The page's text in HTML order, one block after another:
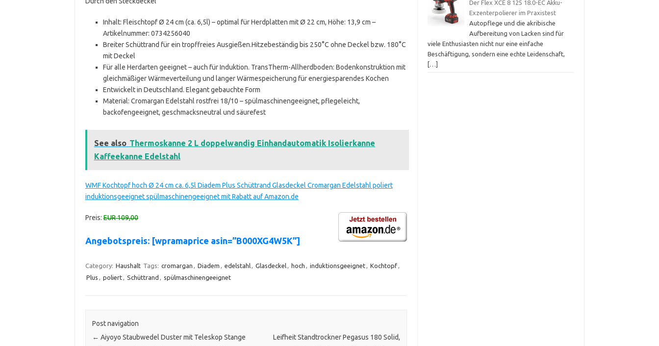
Inhalt: Fleischtopf Ø 24 cm (ca. 6,5l) – optimal für Herdplatten mit Ø 22 cm, Höhe: 13,9 cm –
Artikelnummer: 0734256040
Breiter Schüttrand für ein tropffreies Ausgießen.Hitzebeständig bis 250°C ohne Deckel bzw. 180°C
mit Deckel
Für alle Herdarten geeignet – auch für Induktion. TransTherm-Allherdboden: Bodenkonstruktion mit
gleichmäßiger Wärmeverteilung und langer Wärmespeicherung für energiesparendes Kochen
Entwickelt in Deutschland. Elegant gebauchte Form
Material: Cromargan Edelstahl rostfrei 18/10 – spülmaschinengeeignet, pflegeleicht,
backofengeeignet, geschmacksneutral und säurefest
See also Thermoskanne 2 L doppelwandig Einhandautomatik Isolierkanne
Kaffeekanne Edelstahl
WMF Kochtopf hoch Ø 24 cm ca. 6,5l Diadem Plus Schüttrand Glasdeckel Cromargan Edelstahl poliert
induktionsgeeignet spülmaschinengeeignet mit Rabatt auf Amazon.de
Preis:EUR 109,00
Angebotspreis: [wpramaprice asin=”B000XG4W5K”]
Category: Haushalt Tags: cromargan , Diadem , edelstahl, Glasdeckel, hoch , induktionsgeeignet, Kochtopf,
Plus , poliert, Schüttrand , spülmaschinengeeignet
Post navigation
← Aiyoyo Staubwedel Duster mit Teleskop Stange
Leifheit Standtrockner Pegasus 180 Solid,
Der Flex XCE 8 125 18.0-EC Akku-
Exzenterpolierer im Praxistest
Autopflege und die akribische
Aufbereitung von Lacken sind für
viele Enthusiasten nicht nur eine einfache
Beschäftigung, sondern eine echte Leidenschaft,
[…]